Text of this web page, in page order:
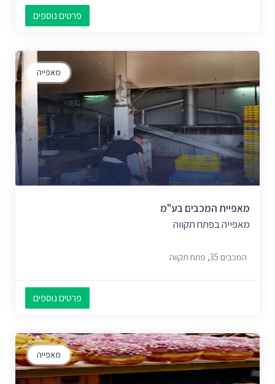
פרטים נוספים
מאפייה
מאפיית המכבים בע"מ
מאפייה בפתח תקווה
המכבים 35, פתח תקווה
פרטים נוספים
מאפייה